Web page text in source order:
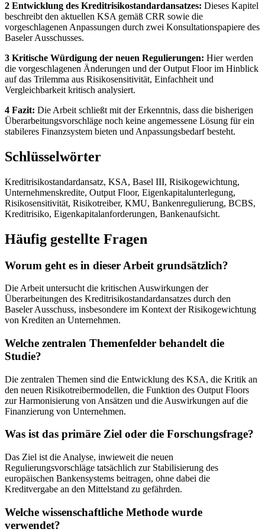
2 Entwicklung des Kreditrisikostandardansatzes: Dieses Kapitel
beschreibt den aktuellen KSA gemäß CRR sowie die
vorgeschlagenen Anpassungen durch zwei Konsultationspapiere des
Baseler Ausschusses.
3 Kritische Würdigung der neuen Regulierungen: Hier werden
die vorgeschlagenen Änderungen und der Output Floor im Hinblick
auf das Trilemma aus Risikosensitivität, Einfachheit und
Vergleichbarkeit kritisch analysiert.
4 Fazit: Die Arbeit schließt mit der Erkenntnis, dass die bisherigen
Überarbeitungsvorschläge noch keine angemessene Lösung für ein
stabileres Finanzsystem bieten und Anpassungsbedarf besteht.
Schlüsselwörter
Kreditrisikostandardansatz, KSA, Basel III, Risikogewichtung,
Unternehmenskredite, Output Floor, Eigenkapitalunterlegung,
Risikosensitivität, Risikotreiber, KMU, Bankenregulierung, BCBS,
Kreditrisiko, Eigenkapitalanforderungen, Bankenaufsicht.
Häufig gestellte Fragen
Worum geht es in dieser Arbeit grundsätzlich?
Die Arbeit untersucht die kritischen Auswirkungen der
Überarbeitungen des Kreditrisikostandardansatzes durch den
Baseler Ausschuss, insbesondere im Kontext der Risikogewichtung
von Krediten an Unternehmen.
Welche zentralen Themenfelder behandelt die
Studie?
Die zentralen Themen sind die Entwicklung des KSA, die Kritik an
den neuen Risikotreibermodellen, die Funktion des Output Floors
zur Harmonisierung von Ansätzen und die Auswirkungen auf die
Finanzierung von Unternehmen.
Was ist das primäre Ziel oder die Forschungsfrage?
Das Ziel ist die Analyse, inwieweit die neuen
Regulierungsvorschläge tatsächlich zur Stabilisierung des
europäischen Bankensystems beitragen, ohne dabei die
Kreditvergabe an den Mittelstand zu gefährden.
Welche wissenschaftliche Methode wurde
verwendet?